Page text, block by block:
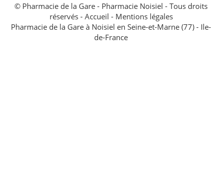
© Pharmacie de la Gare - Pharmacie Noisiel - Tous droits
réservés - Accueil - Mentions légales
Pharmacie de la Gare à Noisiel en Seine-et-Marne (77) - Ile-
de-France